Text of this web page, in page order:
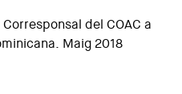
del COAC a
Maig 2018